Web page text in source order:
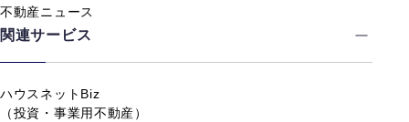
不動産ニュース
関連サービス
ハウスネットBiz
（投資・事業用不動産）